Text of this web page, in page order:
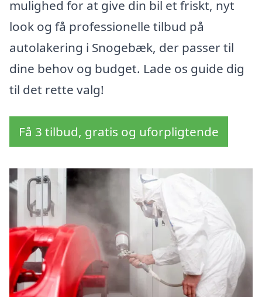
mulighed for at give din bil et friskt, nyt
look og få professionelle tilbud på
autolakering i Snogebæk, der passer til
dine behov og budget. Lade os guide dig
til det rette valg!
Få 3 tilbud, gratis og uforpligtende